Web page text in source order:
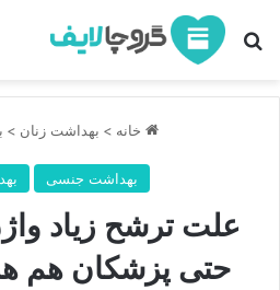
جستجو برای
خانه > بهداشت زنان >
بهداشت جنسی
علت ترشح زیاد
حتی پزشکان هم